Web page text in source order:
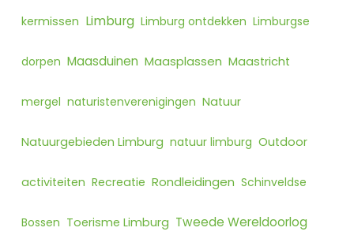
kermissen Limburg Limburg ontdekken Limburgse
dorpen Maasduinen Maasplassen Maastricht
mergel naturistenverenigingen Natuur
Natuurgebieden Limburg natuur limburg Outdoor
activiteiten Recreatie Rondleidingen Schinveldse
Bossen Toerisme Limburg Tweede Wereldoorlog